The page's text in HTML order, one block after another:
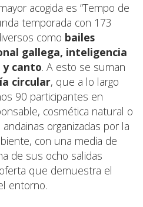
acogida es “Tempo de
temporada con 173
como bailes
gallega, inteligencia
canto. A esto se suman
circular, que a lo largo
90 participantes en
cosmética natural o
organizadas por la
con una media de
de sus ocho salidas
que demuestra el
entorno.